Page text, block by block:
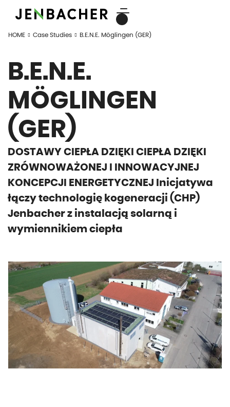
HOME Case Studies B.E.N.E. Möglingen (GER)
B.E.N.E.
MÖGLINGEN
(GER)
DOSTAWY CIEPŁA DZIĘKI CIEPŁA DZIĘKI
ZRÓWNOWAŻONEJ I INNOWACYJNEJ
KONCEPCJI ENERGETYCZNEJ Inicjatywa
łączy technologię kogeneracji (CHP)
Jenbacher z instalacją solarną i
wymiennikiem ciepła